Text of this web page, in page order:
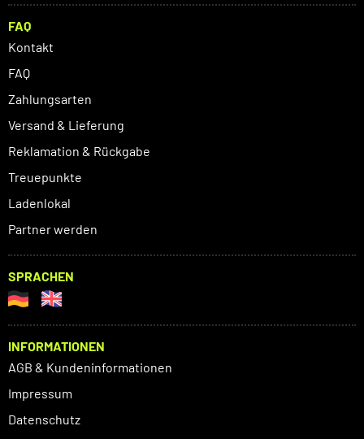
FAQ
Kontakt
FAQ
Zahlungsarten
Versand & Lieferung
Reklamation & Rückgabe
Treuepunkte
Ladenlokal
Partner werden
SPRACHEN
INFORMATIONEN
AGB & Kundeninformationen
Impressum
Datenschutz